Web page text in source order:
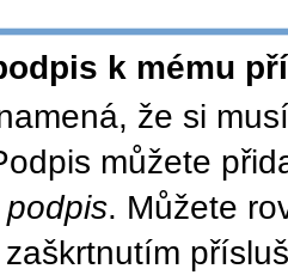
k mému
že si
můžete
. Můžete